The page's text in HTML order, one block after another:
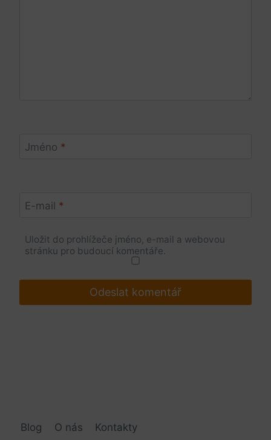
Jméno *
E-mail *
Uložit do prohlížeče jméno, e-mail a webovou
stránku pro budoucí komentáře.
Blog O nás Kontakty